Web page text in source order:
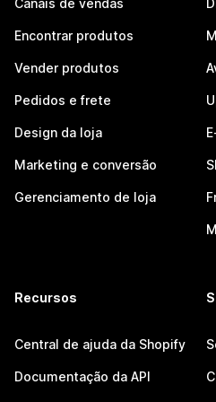
Canais de vendas
Encontrar produtos
Vender produtos
Pedidos e frete
Design da loja
Marketing e conversão
Gerenciamento de loja
Recursos
Central de ajuda da Shopify
Documentação da API